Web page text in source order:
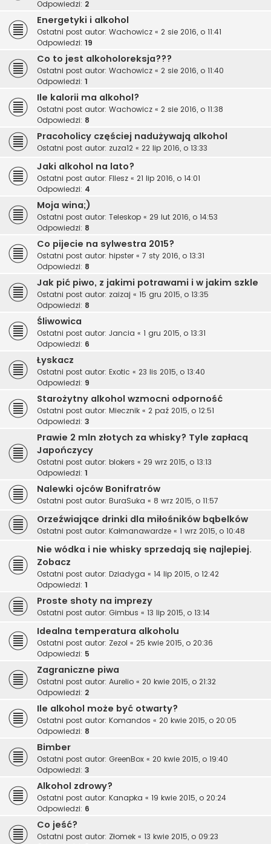
Odpowiedzi: 2
Energetyki i alkohol
Ostatni post autor: Wachowicz « 2 sie 2016, o 11:41
Odpowiedzi: 19
Co to jest alkoholoreksja???
Ostatni post autor: Wachowicz « 2 sie 2016, o 11:40
Odpowiedzi: 1
Ile kalorii ma alkohol?
Ostatni post autor: Wachowicz « 2 sie 2016, o 11:38
Odpowiedzi: 8
Pracoholicy częściej nadużywają alkohol
Ostatni post autor: zuza12 « 22 lip 2016, o 13:33
Jaki alkohol na lato?
Ostatni post autor: Fllesz « 21 lip 2016, o 14:01
Odpowiedzi: 4
Moja wina;)
Ostatni post autor: Teleskop « 29 lut 2016, o 14:53
Odpowiedzi: 8
Co pijecie na sylwestra 2015?
Ostatni post autor: hipster « 7 sty 2016, o 13:31
Odpowiedzi: 8
Jak pić piwo, z jakimi potrawami i w jakim szkle
Ostatni post autor: zaizaj « 15 gru 2015, o 13:35
Odpowiedzi: 8
Śliwowica
Ostatni post autor: Jancia « 1 gru 2015, o 13:31
Odpowiedzi: 6
Łyskacz
Ostatni post autor: Exotic « 23 lis 2015, o 13:40
Odpowiedzi: 9
Starożytny alkohol wzmocni odporność
Ostatni post autor: Miecznik « 2 paź 2015, o 12:51
Odpowiedzi: 3
Prawie 2 mln złotych za whisky? Tyle zapłacą
Japończycy
Ostatni post autor: blokers « 29 wrz 2015, o 13:13
Odpowiedzi: 1
Nalewki ojców Bonifratrów
Ostatni post autor: BuraSuka « 8 wrz 2015, o 11:57
Orzeźwiające drinki dla miłośników bąbelków
Ostatni post autor: Kałmanawardze « 1 wrz 2015, o 10:48
Nie wódka i nie whisky sprzedają się najlepiej.
Zobacz
Ostatni post autor: Dziadyga « 14 lip 2015, o 12:42
Odpowiedzi: 1
Proste shoty na imprezy
Ostatni post autor: Gimbus « 13 lip 2015, o 13:14
Idealna temperatura alkoholu
Ostatni post autor: Zezol « 25 kwie 2015, o 20:36
Odpowiedzi: 5
Zagraniczne piwa
Ostatni post autor: Aurelio « 20 kwie 2015, o 21:32
Odpowiedzi: 2
Ile alkohol może być otwarty?
Ostatni post autor: Komandos « 20 kwie 2015, o 20:05
Odpowiedzi: 8
Bimber
Ostatni post autor: GreenBox « 20 kwie 2015, o 19:40
Odpowiedzi: 3
Alkohol zdrowy?
Ostatni post autor: Kanapka « 19 kwie 2015, o 20:24
Odpowiedzi: 6
Co jeść?
Ostatni post autor: Złomek « 13 kwie 2015, o 09:23